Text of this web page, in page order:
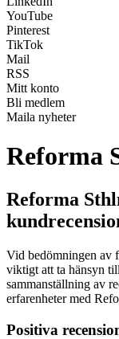
YouTube
Pinterest
TikTok
Mail
RSS
Mitt konto
Bli medlem
Maila nyheter
Reforma
Reforma
Vid bedömningen av
viktigt att ta hänsyn
sammanställning av
erfarenheter med
Positiva